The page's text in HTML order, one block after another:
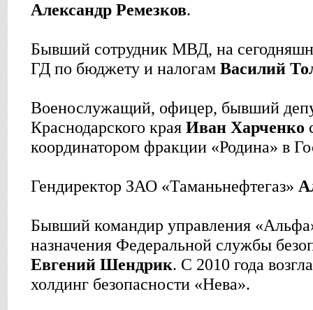
Александр Ремезков.
Бывший сотрудник МВД, на
ГД по бюджету и налогам Василий
Военослужащий, офицер, бывший
Краснодарского края Иван Харченко
координатором фракции «Родина» в
Гендиректор ЗАО «Таманьнефтегаз»
Бывший командир управления
назначения Федеральной службы
Евгений Шендрик. С 2010 года
холдинг безопасности «Нева».